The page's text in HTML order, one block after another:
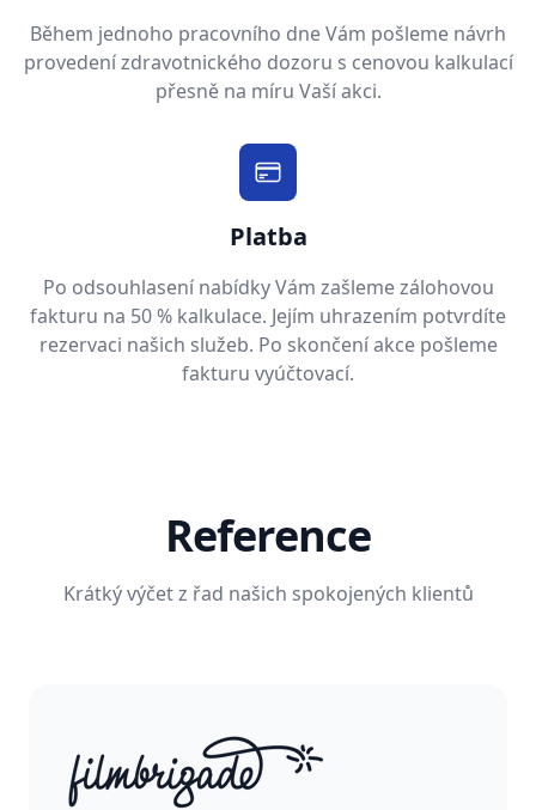
Během jednoho pracovního dne Vám pošleme návrh
provedení zdravotnického dozoru s cenovou kalkulací
přesně na míru Vaší akci.
Platba
Po odsouhlasení nabídky Vám zašleme zálohovou
fakturu na 50 % kalkulace. Jejím uhrazením potvrdíte
rezervaci našich služeb. Po skončení akce pošleme
fakturu vyúčtovací.
Reference
Krátký výčet z řad našich spokojených klientů